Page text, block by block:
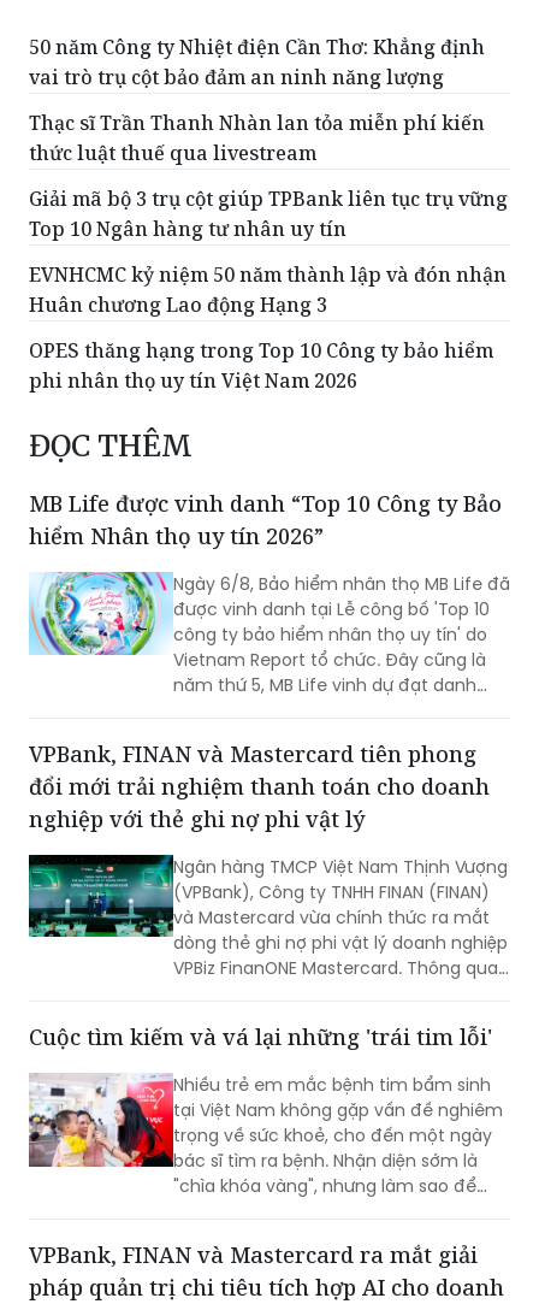
50 năm Công ty Nhiệt điện Cần Thơ: Khẳng định
vai trò trụ cột bảo đảm an ninh năng lượng
Thạc sĩ Trần Thanh Nhàn lan tỏa miễn phí kiến
thức luật thuế qua livestream
Giải mã bộ 3 trụ cột giúp TPBank liên tục trụ vững
Top 10 Ngân hàng tư nhân uy tín
EVNHCMC kỷ niệm 50 năm thành lập và đón nhận
Huân chương Lao động Hạng 3
OPES thăng hạng trong Top 10 Công ty bảo hiểm
phi nhân thọ uy tín Việt Nam 2026
ĐỌC THÊM
MB Life được vinh danh “Top 10 Công ty Bảo
hiểm Nhân thọ uy tín 2026”
Ngày 6/8, Bảo hiểm nhân thọ MB Life đã
được vinh danh tại Lễ công bố 'Top 10
công ty bảo hiểm nhân thọ uy tín' do
Vietnam Report tổ chức. Đây cũng là
năm thứ 5, MB Life vinh dự đạt danh
chỉ đặt sự tín nhiệm lên hàng đầu suốt
một thập kỷ.
VPBank, FINAN và Mastercard tiên phong
đổi mới trải nghiệm thanh toán cho doanh
nghiệp với thẻ ghi nợ phi vật lý
Ngân hàng TMCP Việt Nam Thịnh Vượng
(VPBank), Công ty TNHH FINAN (FINAN)
và Mastercard vừa chính thức ra mắt
dòng thẻ ghi nợ phi vật lý doanh nghiệp
VPBiz FinanONE Mastercard. Thông qua
hiện đại, nơi doanh nghiệp có thể chủ
động kiểm soát ngân sách, tối ưu dòng
tiền và nâng cao hiệu quả vận hành
ngay từ những giao dịch hàng ngày.
Cuộc tìm kiếm và vá lại những 'trái tim lỗi'
Nhiều trẻ em mắc bệnh tim bẩm sinh
tại Việt Nam không gặp vấn đề nghiêm
trọng về sức khoẻ, cho đến một ngày
bác sĩ tìm ra bệnh. Nhận diện sớm là
"chìa khóa vàng", nhưng làm sao để
nơi điều kiện y tế còn thiếu thốn?
VPBank, FINAN và Mastercard ra mắt giải
pháp quản trị chi tiêu tích hợp AI cho doanh